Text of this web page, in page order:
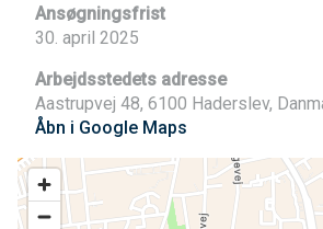
Ansøgningsfrist
30. april 2025
Arbejdsstedets adresse
Aastrupvej 48, 6100 Haderslev,
Åbn i Google Maps